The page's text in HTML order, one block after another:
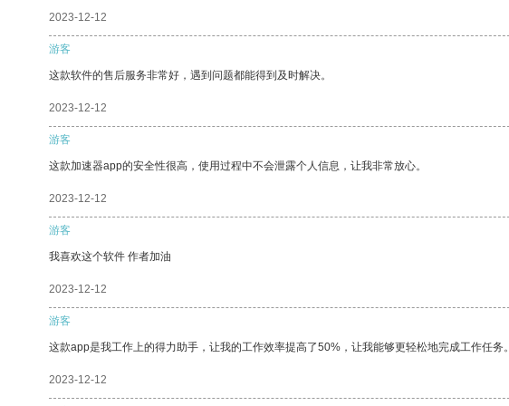
2023-12-12
游客
这款软件的售后服务非常好，遇到问题都能得到及时解决。
2023-12-12
游客
这款加速器app的安全性很高，使用过程中不会泄露个人信息，让我非常放心。
2023-12-12
游客
我喜欢这个软件 作者加油
2023-12-12
游客
这款app是我工作上的得力助手，让我的工作效率提高了50%，让我能够更轻松地完成工作任务。
2023-12-12